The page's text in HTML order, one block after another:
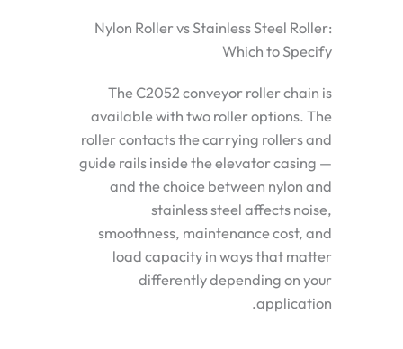
Nylon Roller vs Stainless Steel Roller:
Which to Specify
The C2052 conveyor roller chain is
available with two roller options. The
roller contacts the carrying rollers and
guide rails inside the elevator casing —
and the choice between nylon and
stainless steel affects noise,
smoothness, maintenance cost, and
load capacity in ways that matter
differently depending on your
application.